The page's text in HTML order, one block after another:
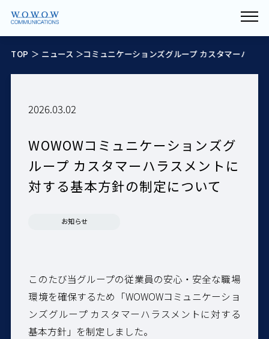
TOP ＞ ニュース ＞
WOWOWコミュニケーションズグループ カスタマーハラスメ
2026.03.02
WOWOWコミュニケーションズグ
ループ カスタマーハラスメントに
対する基本方針の制定について
お知らせ
このたび当グループの従業員の安心・安全な職場
環境を確保するため「WOWOWコミュニケーショ
ンズグループ カスタマーハラスメントに対する
基本方針」を制定しました。